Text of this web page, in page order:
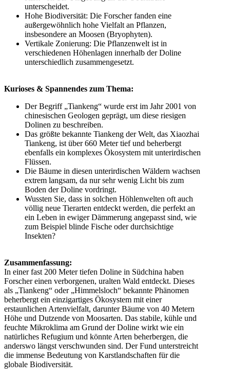
unterscheidet.
Hohe Biodiversität: Die Forscher fanden eine
außergewöhnlich hohe Vielfalt an Pflanzen,
insbesondere an Moosen (Bryophyten).
Vertikale Zonierung: Die Pflanzenwelt ist in
verschiedenen Höhenlagen innerhalb der Doline
unterschiedlich zusammengesetzt.
Kurioses & Spannendes zum Thema:
Der Begriff „Tiankeng“ wurde erst im Jahr 2001 von
chinesischen Geologen geprägt, um diese riesigen
Dolinen zu beschreiben.
Das größte bekannte Tiankeng der Welt, das Xiaozhai
Tiankeng, ist über 660 Meter tief und beherbergt
ebenfalls ein komplexes Ökosystem mit unterirdischen
Flüssen.
Die Bäume in diesen unterirdischen Wäldern wachsen
extrem langsam, da nur sehr wenig Licht bis zum
Boden der Doline vordringt.
Wussten Sie, dass in solchen Höhlenwelten oft auch
völlig neue Tierarten entdeckt werden, die perfekt an
ein Leben in ewiger Dämmerung angepasst sind, wie
zum Beispiel blinde Fische oder durchsichtige
Insekten?
Zusammenfassung:
In einer fast 200 Meter tiefen Doline in Südchina haben
Forscher einen verborgenen, uralten Wald entdeckt. Dieses
als „Tiankeng“ oder „Himmelsloch“ bekannte Phänomen
beherbergt ein einzigartiges Ökosystem mit einer
erstaunlichen Artenvielfalt, darunter Bäume von 40 Metern
Höhe und Dutzende von Moosarten. Das stabile, kühle und
feuchte Mikroklima am Grund der Doline wirkt wie ein
natürliches Refugium und könnte Arten beherbergen, die
anderswo längst verschwunden sind. Der Fund unterstreicht
die immense Bedeutung von Karstlandschaften für die
globale Biodiversität.